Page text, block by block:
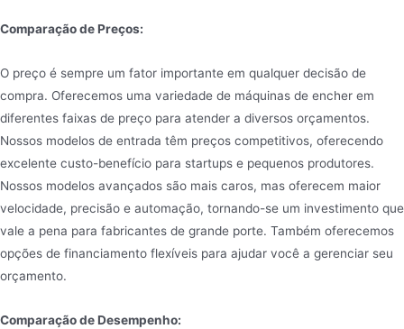
Comparação de Preços:
O preço é sempre um fator importante em qualquer decisão de
compra. Oferecemos uma variedade de máquinas de encher em
diferentes faixas de preço para atender a diversos orçamentos.
Nossos modelos de entrada têm preços competitivos, oferecendo
excelente custo-benefício para startups e pequenos produtores.
Nossos modelos avançados são mais caros, mas oferecem maior
velocidade, precisão e automação, tornando-se um investimento que
vale a pena para fabricantes de grande porte. Também oferecemos
opções de financiamento flexíveis para ajudar você a gerenciar seu
orçamento.
Comparação de Desempenho: